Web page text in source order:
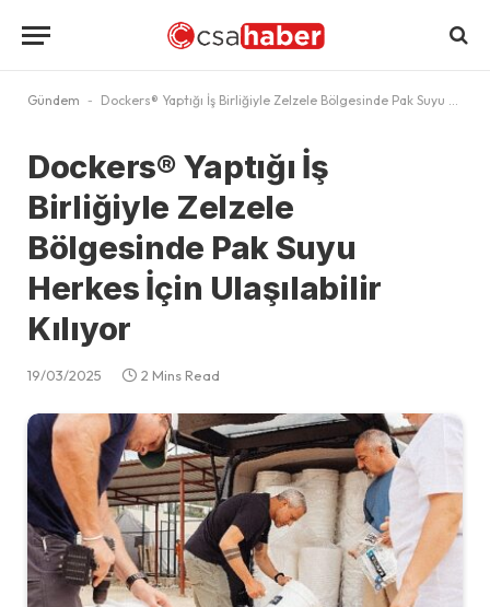
Gündem - Dockers® Yaptığı İş Birliğiyle Zelzele Bölgesinde Pak Suyu Herkes İçin Ulaşılabilir Kılıyor
Dockers® Yaptığı İş
Birliğiyle Zelzele
Bölgesinde Pak Suyu
Herkes İçin Ulaşılabilir
Kılıyor
19/03/2025 2 Mins Read